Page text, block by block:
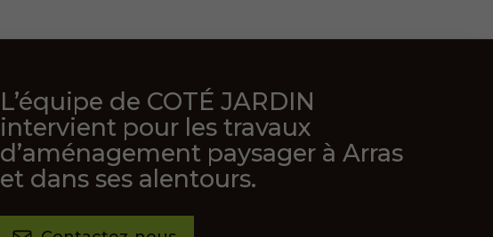
L’équipe de COTÉ JARDIN
intervient pour les travaux
d’aménagement paysager à Arras
et dans ses alentours.